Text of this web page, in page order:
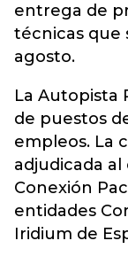
entrega de
técnicas que
agosto.
La Autopista
de puestos
empleos. La
adjudicada al
Conexión
entidades
Iridium de